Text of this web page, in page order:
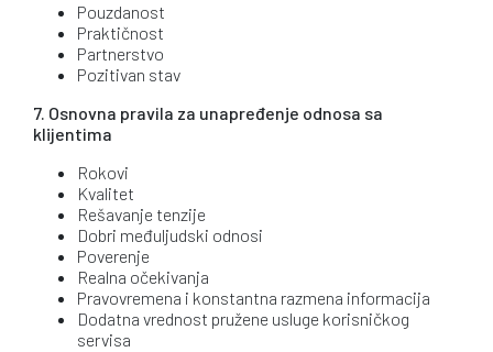
Pouzdanost
Praktičnost
Partnerstvo
Pozitivan stav
7. Osnovna pravila za unapređenje odnosa sa
klijentima
Rokovi
Kvalitet
Rešavanje tenzije
Dobri međuljudski odnosi
Poverenje
Realna očekivanja
Pravovremena i konstantna razmena informacija
Dodatna vrednost pružene usluge korisničkog
servisa